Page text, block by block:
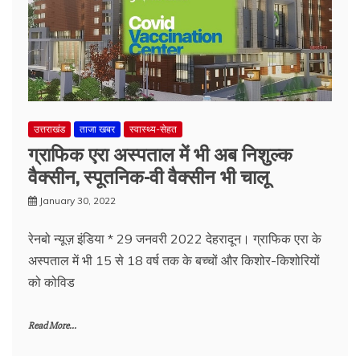
उत्तराखंड ताजा खबर स्वास्थ्य-सेहत
ग्राफिक एरा अस्पताल में भी अब निशुल्क
वैक्सीन, स्पूतनिक-वी वैक्सीन भी चालू
January 30, 2022
रेनबो न्यूज़ इंडिया * 29 जनवरी 2022 देहरादून। ग्राफिक एरा के
अस्पताल में भी 15 से 18 वर्ष तक के बच्चों और किशोर-किशोरियों
को कोविड
Read More...